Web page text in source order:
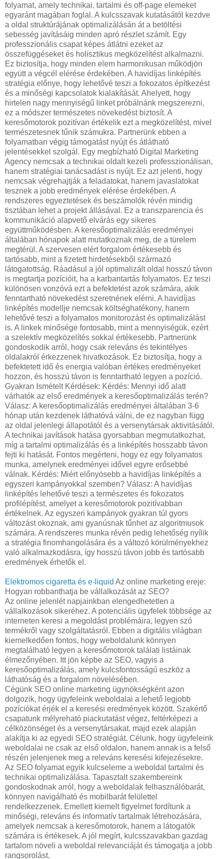
folyamat, amely technikai, tartalmi és off-page elemeket
egyaránt magában foglal. A kulcsszavak kutatásától kezdve
a oldal struktúrájának optimalizálásán át a betöltési
sebesség javításáig minden apró részlet számít. Egy
professzionális csapat képes átlátni ezeket az
összefüggéseket és holisztikus megközelítést alkalmazni.
Ez biztosítja, hogy minden elem harmonikusan működjön
együtt a végcél elérése érdekében. A havidíjas linképítés
stratégia előnye, hogy lehetővé teszi a fokozatos építkezést
és a minőségi kapcsolatok kialakítását. Ahelyett, hogy
hirtelen nagy mennyiségű linket próbálnánk megszerezni,
ez a módszer természetes növekedést biztosít. A
keresőmotorok pozitívan értékelik ezt a megközelítést, mivel
természetesnek tűnik számukra. Partnerünk ebben a
folyamatban végig támogatást nyújt és átlátható
jelentésekkel szolgál. Egy megbízható Digital Marketing
Agency nemcsak a technikai oldalt kezeli professzionálisan,
hanem stratégiai tanácsadást is nyújt. Ez azt jelenti, hogy
nemcsak végrehajtják a feladatokat, hanem javaslatokat
tesznek a jobb eredmények elérése érdekében. A
rendszeres egyeztetések és beszámolók révén mindig
tisztában lehet a projekt állásával. Ez a transzparencia és
kommunikáció alapvető elvárás egy sikeres
együttműködésben. A keresőoptimalizálás eredményei
általában hónapok alatt mutatkoznak meg, de a türelem
megtérül. A szervesen elért forgalom értékesebb és
tartósabb, mint a fizetett hirdetésekből származó
látogatottság. Ráadásul a jól optimalizált oldal hosszú távon
is megtartja pozícióit, ha a karbantartás folyamatos. Ez teszi
különösen vonzóvá ezt a befektetést azok számára, akik
fenntartható növekedést szeretnének elérni. A havidíjas
linképítés modellje nemcsak költséghatékony, hanem
lehetővé teszi a folyamatos monitorozást és optimalizálást
is. A linkek minősége fontosabb, mint a mennyiségük, ezért
a szelektív megközelítés sokkal értékesebb. Partnerünk
gondoskodik arról, hogy csak releváns és tekintélyes
oldalakról érkezzenek hivatkozások. Ez biztosítja, hogy a
befektetett idő és energia valóban értékes eredményeket
hozzon, és hosszú távon is fenntartható legyen a pozíció.
Gyakran Ismételt Kérdések: Kérdés: Mennyi idő alatt
várhatók az első eredmények a keresőoptimalizálás terén?
Válasz: A keresőoptimalizálás eredményei általában 3-6
hónap után kezdenek láthatóvá válni, de ez nagyban függ
az oldal jelenlegi állapotától és a versenytársak aktivitásától.
A technikai javítások hatása gyorsabban megmutatkozhat,
míg a tartalmi optimalizálás és a linképítés hosszabb távon
fejti ki hatását. Fontos megérteni, hogy ez egy folyamatos
munka, amelynek eredményei idővel egyre erősebbé
válnak. Kérdés: Miért előnyösebb a havidíjas linképítés a
egyszeri kampányokkal szemben? Válasz: A havidíjas
linképítés lehetővé teszi a természetes és fokozatos
profilépítést, amelyet a keresőmotorok pozitívabban
értékelnek. Az egyszeri kampányok gyakran túl gyors
változást okoznak, ami gyanúsnak tűnhet az algoritmusok
számára. A rendszeres munka révén pedig lehetőség nyílik
a stratégia finomhangolására és a változó körülményekhez
való alkalmazkodásra, így hosszú távon jobb és tartósabb
eredmények érhetők el.
Elektromos cigaretta és e-liquid Az online marketing ereje:
Hogyan robbanthatja be vállalkozását az SEO?
Az online jelenlét napjainkban elengedhetetlen a
vállalkozások sikeréhez. A potenciális ügyfelek többsége az
interneten keresi a megoldást problémáira, legyen szó
termékről vagy szolgáltatásról. Ebben a digitális világban
kiemelkedően fontos, hogy weboldalunk könnyen
megtalálható legyen a keresőmotorok találati listáinak
élmezőnyében. Itt jön képbe az SEO, vagyis a
keresőoptimalizálás, amely kulcsfontosságú eszköz a
láthatóság és a forgalom növelésében.
Cégünk SEO online marketing ügynökségként azon
dolgozik, hogy ügyfeleink weboldalai a lehető legjobb
pozíciókat érjék el a keresési eredmények között. Szakértő
csapatunk mélyreható piackutatást végez, feltérképezi a
célközönséget és a versenytársakat, majd ezek alapján
alakítja ki az egyedi SEO stratégiát. Célunk, hogy ügyfeleink
weboldalai ne csak az első oldalon, hanem annak is a felső
részén jelenjenek meg a releváns keresési kifejezésekre.
Az SEO folyamat egyik kulcseleme a weboldal tartalmi és
technikai optimalizálása. Tapasztalt szakembereink
gondoskodnak arról, hogy a weboldalak felhasználóbarát,
könnyen navigálható és mobilbarát felülettel
rendelkezzenek. Emellett kiemelt figyelmet fordítunk a
minőségi, releváns és informatív tartalmak létrehozására,
amelyek nemcsak a keresőmotorok, hanem a látogatók
számára is értékesek. A jól megírt, kulcsszavakban gazdag
tartalom növeli a weboldal relevanciáját és támogatja a jobb
rangsorolást.